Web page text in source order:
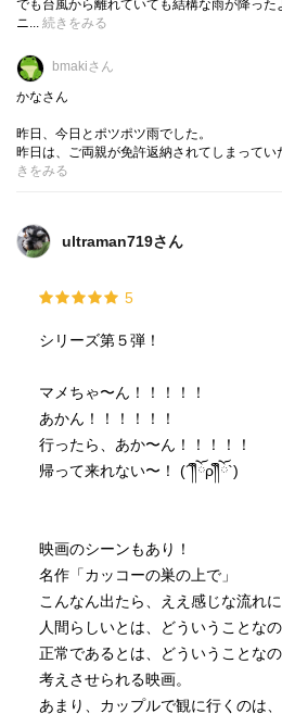
でも台風から離れていても結構な雨が降った
ニ... 続きをみる
bmakiさん
かなさん
昨日、今日とポツポツ雨でした。
昨日は、ご両親が免許返納されてしまって
きをみる
ultraman719さん
5
シリーズ第５弾！
マメちゃ〜ん！！！！！
あかん！！！！！！
行ったら、あか〜ん！！！！！
帰って来れない〜！ (´༎ຶོρ༎ຶོ`)
映画のシーンもあり！
名作「カッコーの巣の上で」
こんなん出たら、ええ感じな流れ
人間らしいとは、どういうことなの
正常であるとは、どういうことなの
考えさせられる映画。
あまり、カップルで観に行くのは